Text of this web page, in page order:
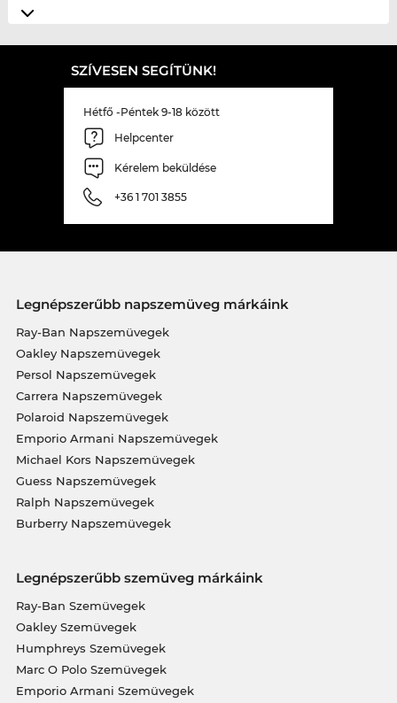
SZÍVESEN SEGÍTÜNK!
Hétfő -Péntek 9-18 között
Helpcenter
Kérelem beküldése
+36 1 701 3855
Legnépszerűbb napszemüveg márkáink
Ray-Ban Napszemüvegek
Oakley Napszemüvegek
Persol Napszemüvegek
Carrera Napszemüvegek
Polaroid Napszemüvegek
Emporio Armani Napszemüvegek
Michael Kors Napszemüvegek
Guess Napszemüvegek
Ralph Napszemüvegek
Burberry Napszemüvegek
Legnépszerűbb szemüveg márkáink
Ray-Ban Szemüvegek
Oakley Szemüvegek
Humphreys Szemüvegek
Marc O Polo Szemüvegek
Emporio Armani Szemüvegek